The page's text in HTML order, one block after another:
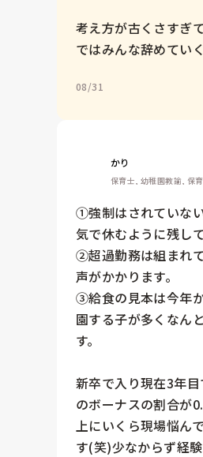
考え方が古くさすぎ
ではみんな辞めてい
08/31
かり
保育士, 幼稚園教諭, 保
①強制はされていな
気で休むように残して
②超過勤務は組まれ
声がかかります。
③給食の見本は今年
園する子が多くなん
す。
新卒で入り現在3年
のボーナスの割合が
上にいくら現場悩ん
す(笑)少なからず経